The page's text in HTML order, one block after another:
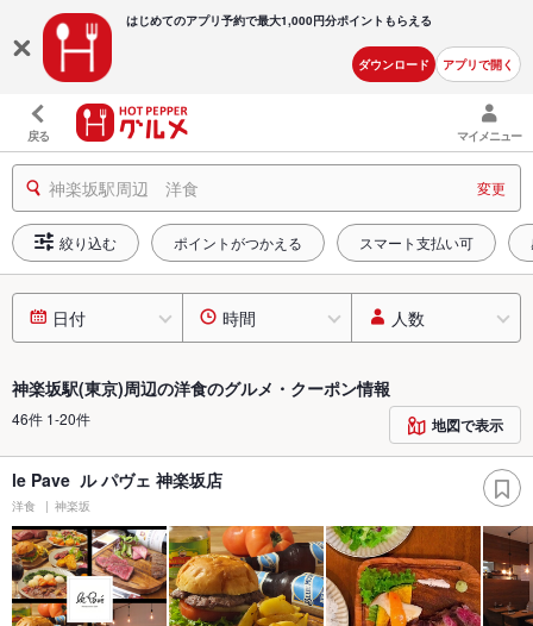
はじめてのアプリ予約で最大1,000円分ポイントもらえる
ダウンロード アプリで開く
戻る マイメニュー
神楽坂駅周辺 洋食 変更
絞り込む ポイントがつかえる スマート支払い可
日付 時間 人数
神楽坂駅(東京)周辺の洋食のグルメ・クーポン情報
46件 1-20件 地図で表示
le Pave ル パヴェ 神楽坂店
洋食 神楽坂